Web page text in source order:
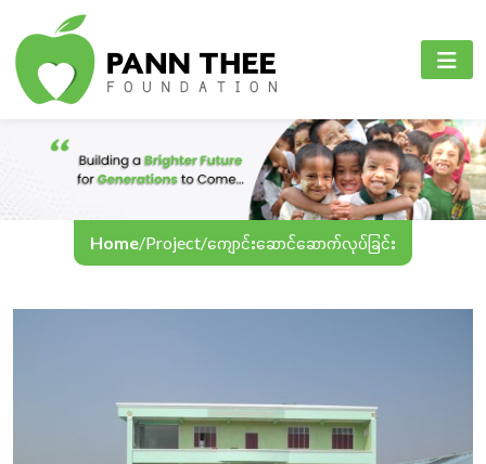
Home/Project/ကျောင်းဆောင်ဆောက်လုပ်ခြင်း
PANN THEE FOUNDATION
ကျွန်ုပ်တို့အကြောင်း
စီမံကိန်းများ
အခမ်းအနားနှင့်လှုပ်ရှားမှုများ
ဘာသာစကား
စီမံကိန်းများ
ကျန်းမာရေးစောင့်ရှောက်မှုကဏ္ဍ
အွန်လိုင်းသင်ကြားရေး
PANN THEE FOUNDATION
Myanmar